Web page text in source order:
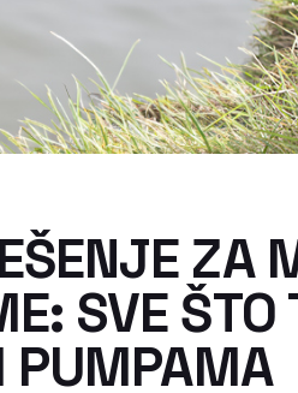
ZA
SVE ŠTO
PUMPAMA